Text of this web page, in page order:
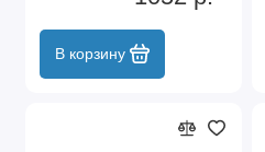
В корзину